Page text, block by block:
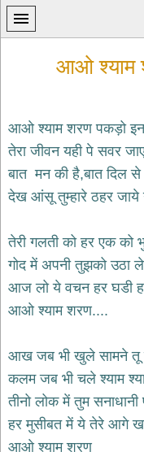
प्रथम
पन्ना
home
भजन
krishna
bhajans
शिव
भजन
हनुमान
भजन
hanuman
bhajans
साईं
भजन
आओ श्याम
आओ श्याम शरण पकड़ो
तेरा जीवन यही पे सवर
बात मन की है,बात दिल से
देख आंसू तुम्हारे ठहर जाये
तेरी गलती को हर एक को
गोद में अपनी तुझको उठा
आज लो ये वचन हर घडी हर
आओ श्याम शरण....
आख जब भी खुले सामने तू
कलम जब भी चले श्याम
तीनो लोक में तुम सनाधानी
हर मुसीबत में ये तेरे आगे
आओ श्याम शरण